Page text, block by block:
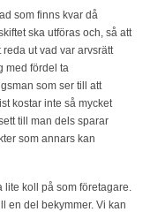
som finns kvar då
ska utföras och, så att
ut vad var arvsrätt
med fördel ta
som ser till att
kostar inte så mycket
till man dels sparar
som annars kan
lite koll på som företagare.
en del bekymmer. Vi kan